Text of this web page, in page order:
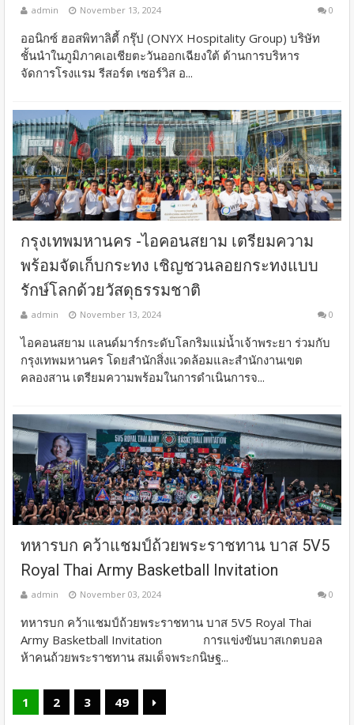
admin November 13, 2024 0
ออนิกซ์ ฮอสพิทาลิตี้ กรุ๊ป (ONYX Hospitality Group) บริษัท
ชั้นนำในภูมิภาคเอเชียตะวันออกเฉียงใต้ ด้านการบริหาร
จัดการโรงแรม รีสอร์ต เซอร์วิส อ...
กรุงเทพมหานคร -ไอคอนสยาม เตรียมความ
พร้อมจัดเก็บกระทง เชิญชวนลอยกระทงแบบ
รักษ์โลกด้วยวัสดุธรรมชาติ
admin November 13, 2024 0
ไอคอนสยาม แลนด์มาร์กระดับโลกริมแม่น้ำเจ้าพระยา ร่วมกับ
กรุงเทพมหานคร โดยสำนักสิ่งแวดล้อมและสำนักงานเขต
คลองสาน เตรียมความพร้อมในการดำเนินการจ...
ทหารบก คว้าแชมป์ถ้วยพระราชทาน บาส 5V5
Royal Thai Army Basketball Invitation
admin November 03, 2024 0
ทหารบก คว้าแชมป์ถ้วยพระราชทาน บาส 5V5 Royal Thai
Army Basketball Invitation การแข่งขันบาสเกตบอล
ห้าคนถ้วยพระราชทาน สมเด็จพระกนิษฐ...
1 2 3 49